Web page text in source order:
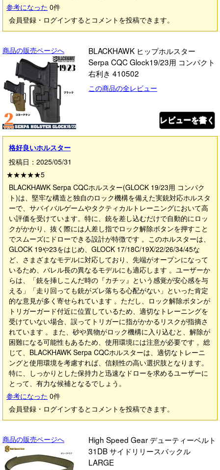
参考になった 0件
会員登録・ログインするとコメントを投稿できます。
商品の販売ページへ
BLACKHAWK ヒップホルスター
Serpa CQC Glock19/23用 コンパクト
右利き 410502
この商品の全レビュー
レビューを書く
格好良いホルスター
投稿日：2025/05/31
★★★★★5
BLACKHAWK Serpa CQCホルスター(GLOCK 19/23用 コンパク
ト)は、堅牢な構造と独自のロック機構を備えた実銃対応ホルスタ
ーで、サバイバルゲームやタクティカルトレーニングにおいて高
い評価を受けています。特に、銃を差し込むだけで自動的にロッ
クがかかり、抜く際には人差し指でロック解除ボタンを押すこと
でスムーズにドローできる設計が特徴です 。このホルスターは、
GLOCK 19や23をはじめ、GLOCK 17/18C/19X/22/26/34/45な
ど、さまざまなモデルに対応しており、先端がオープンになって
いるため、バレル長の異なるモデルにも適応します 。ユーザーか
らは、「銃を挿しこんだ時の『カチッ』という感覚が安心感を与
える」「走り回っても銃がズレ落ちる心配がない」といった肯定
的な意見が多く寄せられています 。ただし、ロック解除ボタンが
トリガーガード付近に位置しているため、適切なトレーニングを
受けていない場合、誤ってトリガーに指がかかるリスクが指摘さ
れています 。また、砂や異物がロック機構に入り込むと、解除が
困難になる可能性もあるため、使用環境には注意が必要です 。総
じて、BLACKHAWK Serpa CQCホルスターは、適切なトレーニ
ングと使用環境を考慮すれば、信頼性の高い選択肢となります。
特に、しっかりとした保持力と迅速なドローを求めるユーザーに
とって、有力な候補となるでしょう。
参考になった 0件
会員登録・ログインするとコメントを投稿できます。
商品の販売ページへ
High Speed Gear デューティーベルト
31DB サイドリリースバックル
LARGE